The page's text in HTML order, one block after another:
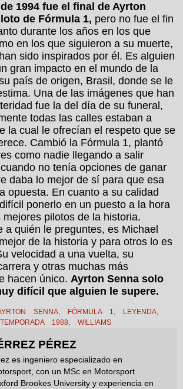
1994 fue el final de Ayrton
de Fórmula 1, pero no fue el fin
durante los años en los que
en los que siguieron a su muerte,
sido inspirados por él. Es alguien
gran impacto en el mundo de la
país de origen, Brasil, donde se le
Una de las imágenes que han
fue la del día de su funeral,
todas las calles estaban a
la cual le ofrecían el respeto que se
Cambió la Fórmula 1, plantó
como nadie llegando a salir
no tenía opciones de ganar
daba lo mejor de sí para que esa
opuesta. En cuanto a su calidad
ponerlo en un puesto a la hora
pilotos de la historia.
a quién le preguntes, es Michael
de la historia y para otros lo es
velocidad a una vuelta, su
y otras muchas más
hacen único. Ayrton Senna solo
difícil que alguien le supere.
SENNA FÓRMULA 1 LEYENDA
TEMPORADA 1988 WILLIAMS
PÉREZ
es ingeniero especializado en
con un MSc en Motorsport
Brookes University y experiencia en